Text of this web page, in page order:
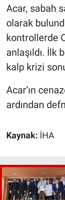
Acar, sabah
olarak
kontrollerde
anlaşıldı. İlk
kalp krizi
Acar’ın
ardından
Kaynak: İHA